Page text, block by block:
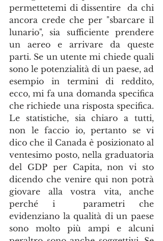
permettetemi di dissentire  da chi
ancora crede che per "sbarcare il
lunario", sia sufficiente prendere
un aereo e arrivare da queste
parti. Se un utente mi chiede quali
sono le potenzialità di un paese, ad
esempio in termini di reddito,
ecco, mi fa una domanda specifica
che richiede una risposta specifica.
Le statistiche, sia chiaro a tutti,
non le faccio io, pertanto se vi
dico che il Canada è posizionato al
ventesimo posto, nella graduatoria
del GDP per Capita, non vi sto
dicendo che venire qui non potrà
giovare alla vostra vita, anche
perché i  parametri che
evidenziano la qualità di un paese
sono molto più ampi e alcuni